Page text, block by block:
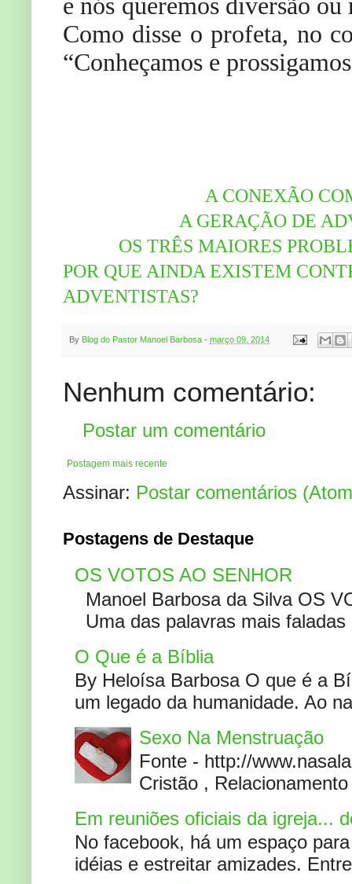
Como disse o profeta, no
“Conheçamos e
A CONEXÃO
A GERAÇÃO DE
OS TRÊS MAIORES
POR QUE AINDA EXISTEM
ADVENTISTAS?
By Blog do Pastor Manoel Barbosa - março 09, 2014
Nenhum comentário:
Postar um comentário
Postagem mais recente
Assinar: Postar comentários
Postagens de Destaque
OS VOTOS AO SENHOR
Manoel Barbosa da Silva OS
Uma das palavras mais
O Que é a Bíblia
By Heloísa Barbosa O que é a
um legado da humanidade. Ao
Sexo Na Menstruação
Fonte - http://
Cristão ,
Em reuniões oficiais da igreja...
No facebook, há um espaço
idéias e estreitar amizades.